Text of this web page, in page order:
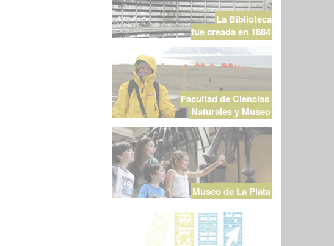
La Biblioteca
fue creada en 1884
Facultad de Ciencias
Naturales y Museo
Museo de La Plata